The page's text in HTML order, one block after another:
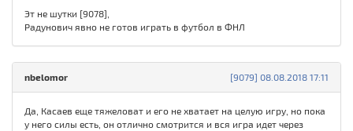
Эт не шутки [9078],
Радунович явно не готов играть в футбол в ФНЛ
[9079] 08.08.2018 17:11
nbelomor
Да, Касаев еще тяжеловат и его не хватает на целую игру, но пока
у него силы есть, он отлично смотрится и вся игра идет через